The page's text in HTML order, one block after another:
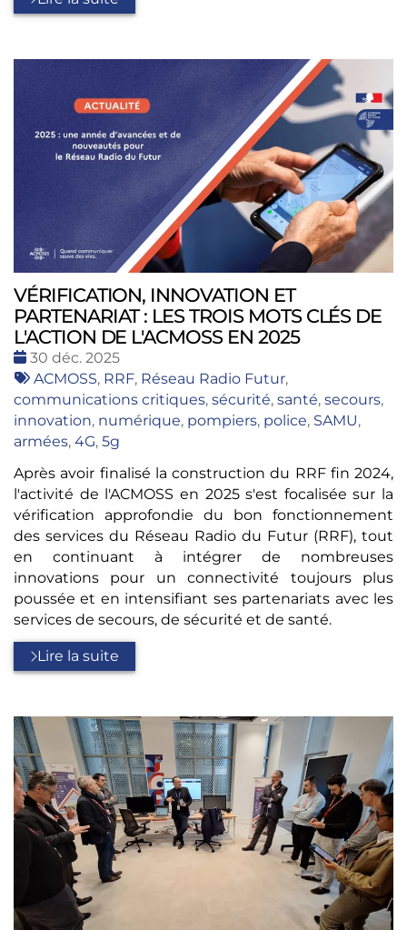
VÉRIFICATION, INNOVATION ET
PARTENARIAT : LES TROIS MOTS CLÉS DE
L'ACTION DE L'ACMOSS EN 2025
Date
:
30 déc. 2025
Tags
:
ACMOSS, RRF, Réseau Radio Futur,
communications critiques, sécurité, santé, secours,
innovation, numérique, pompiers, police, SAMU,
armées, 4G, 5g
Après avoir finalisé la construction du RRF fin 2024,
l'activité de l'ACMOSS en 2025 s'est focalisée sur la
vérification approfondie du bon fonctionnement
des services du Réseau Radio du Futur (RRF), tout
en continuant à intégrer de nombreuses
innovations pour un connectivité toujours plus
poussée et en intensifiant ses partenariats avec les
services de secours, de sécurité et de santé.
Lire la suite